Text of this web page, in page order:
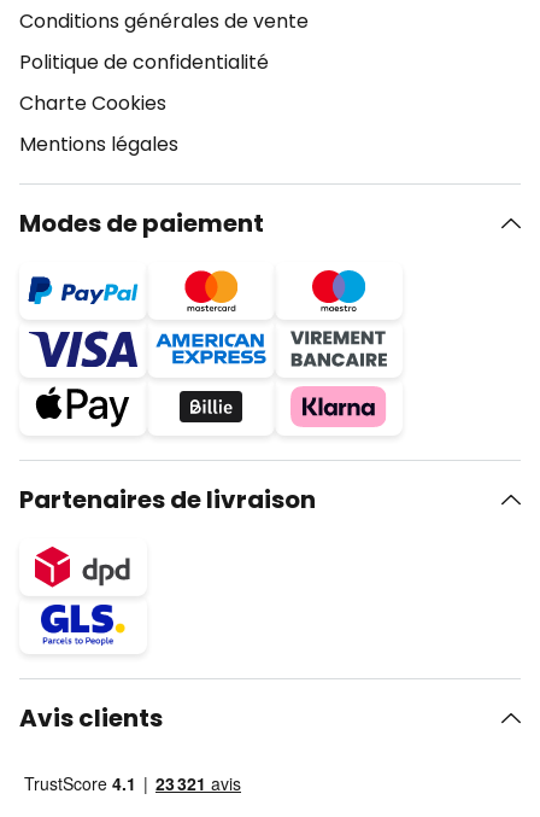
Conditions générales de vente
Politique de confidentialité
Charte Cookies
Mentions légales
Modes de paiement
Partenaires de livraison
Avis clients